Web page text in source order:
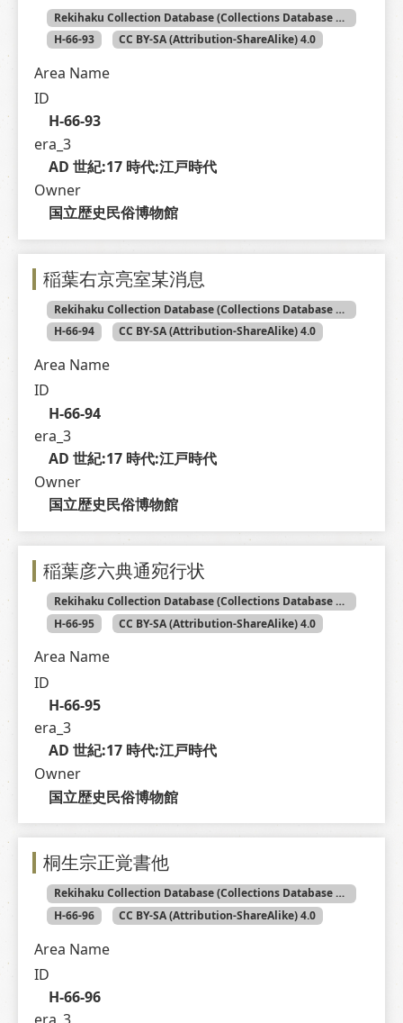
Rekihaku Collection Database (Collections Database of the National Museum of Japanese History)
H-66-93
CC BY-SA (Attribution-ShareAlike) 4.0
Area Name
ID
H-66-93
era_3
AD 世紀:17 時代:江戸時代
Owner
国立歴史民俗博物館
稲葉右京亮室某消息
Rekihaku Collection Database (Collections Database of the National Museum of Japanese History)
H-66-94
CC BY-SA (Attribution-ShareAlike) 4.0
Area Name
ID
H-66-94
era_3
AD 世紀:17 時代:江戸時代
Owner
国立歴史民俗博物館
稲葉彦六典通宛行状
Rekihaku Collection Database (Collections Database of the National Museum of Japanese History)
H-66-95
CC BY-SA (Attribution-ShareAlike) 4.0
Area Name
ID
H-66-95
era_3
AD 世紀:17 時代:江戸時代
Owner
国立歴史民俗博物館
桐生宗正覚書他
Rekihaku Collection Database (Collections Database of the National Museum of Japanese History)
H-66-96
CC BY-SA (Attribution-ShareAlike) 4.0
Area Name
ID
H-66-96